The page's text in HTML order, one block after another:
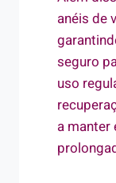
anéis de
seguro
uso
a manter